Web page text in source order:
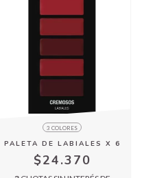
3 COLORES
PALETA DE LABIALES X 6
$24.370